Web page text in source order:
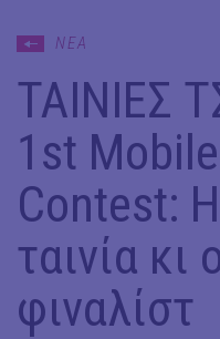
ΝΕΑ
ΤΑΙΝΙΕΣ
1st
Contest:
ταινία κι
φιναλίστ